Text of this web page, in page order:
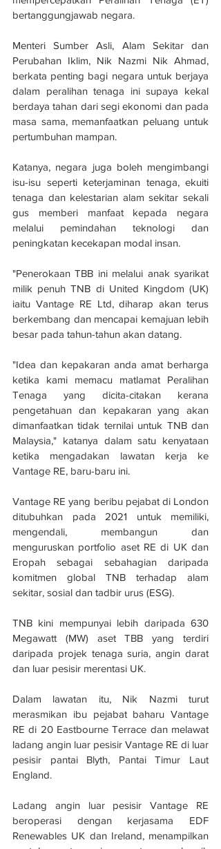
bertanggungjawab negara.
Menteri Sumber Asli, Alam Sekitar dan
Perubahan Iklim, Nik Nazmi Nik Ahmad,
berkata penting bagi negara untuk berjaya
dalam peralihan tenaga ini supaya kekal
berdaya tahan dari segi ekonomi dan pada
masa sama, memanfaatkan peluang untuk
pertumbuhan mampan.
Katanya, negara juga boleh mengimbangi
isu-isu seperti keterjaminan tenaga, ekuiti
tenaga dan kelestarian alam sekitar sekali
gus memberi manfaat kepada negara
melalui pemindahan teknologi dan
peningkatan kecekapan modal insan.
"Penerokaan TBB ini melalui anak syarikat
milik penuh TNB di United Kingdom (UK)
iaitu Vantage RE Ltd, diharap akan terus
berkembang dan mencapai kemajuan lebih
besar pada tahun-tahun akan datang.
"Idea dan kepakaran anda amat berharga
ketika kami memacu matlamat Peralihan
Tenaga yang dicita-citakan kerana
pengetahuan dan kepakaran yang akan
dimanfaatkan tidak ternilai untuk TNB dan
Malaysia," katanya dalam satu kenyataan
ketika mengadakan lawatan kerja ke
Vantage RE, baru-baru ini.
Vantage RE yang beribu pejabat di London
ditubuhkan pada 2021 untuk memiliki,
mengendali, membangun dan
menguruskan portfolio aset RE di UK dan
Eropah sebagai sebahagian daripada
komitmen global TNB terhadap alam
sekitar, sosial dan tadbir urus (ESG).
TNB kini mempunyai lebih daripada 630
Megawatt (MW) aset TBB yang terdiri
daripada projek tenaga suria, angin darat
dan luar pesisir merentasi UK.
Dalam lawatan itu, Nik Nazmi turut
merasmikan ibu pejabat baharu Vantage
RE di 20 Eastbourne Terrace dan melawat
ladang angin luar pesisir Vantage RE di luar
pesisir pantai Blyth, Pantai Timur Laut
England.
Ladang angin luar pesisir Vantage RE
beroperasi dengan kerjasama EDF
Renewables UK dan Ireland, menampilkan